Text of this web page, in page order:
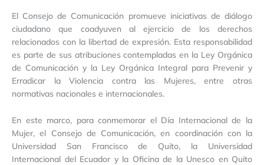
El Consejo de Comunicación promueve iniciativas de diálogo
ciudadano que coadyuven al ejercicio de los derechos
relacionados con la libertad de expresión. Esta responsabilidad
es parte de sus atribuciones contempladas en la Ley Orgánica
de Comunicación y la Ley Orgánica Integral para Prevenir y
Erradicar la Violencia contra las Mujeres, entre otras
normativas nacionales e internacionales.
En este marco, para conmemorar el Día Internacional de la
Mujer, el Consejo de Comunicación, en coordinación con la
Universidad San Francisco de Quito, la Universidad
Internacional del Ecuador y la Oficina de la Unesco en Quito